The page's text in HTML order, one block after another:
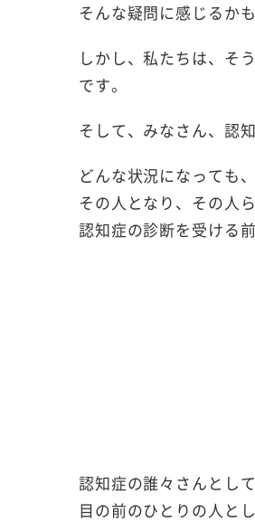
そんな疑問に感じるか
しかし、私たちは、そ
です。
そして、みなさん、認
どんな状況になっても、
その人となり、その人
認知症の診断を受ける
認知症の誰々さんとし
目の前のひとりの人と